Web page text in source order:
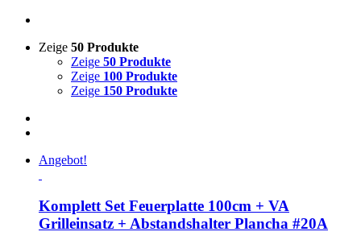
Zeige 50 Produkte
Zeige 50 Produkte
Zeige 100 Produkte
Zeige 150 Produkte
Angebot!
Komplett Set Feuerplatte 100cm + VA
Grilleinsatz + Abstandshalter Plancha #20A